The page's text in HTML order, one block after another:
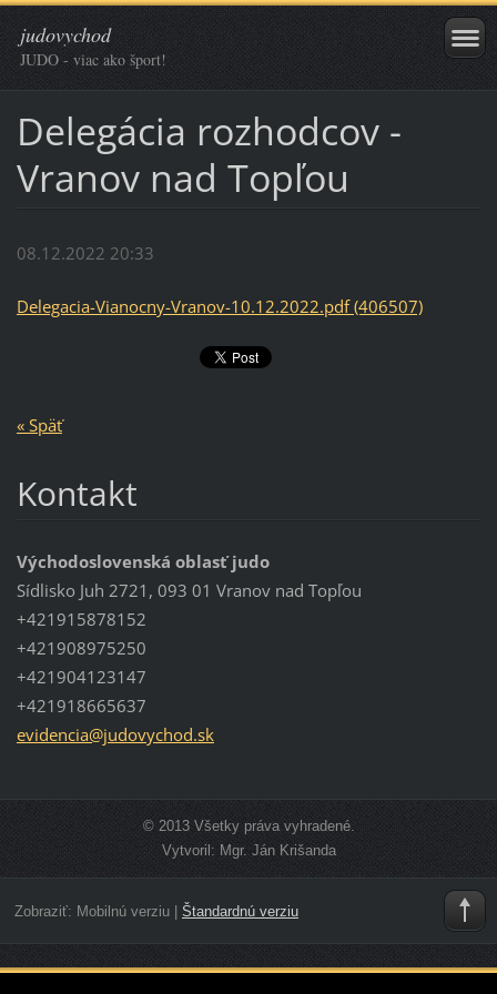
judovychod
JUDO - viac ako šport!
Delegácia rozhodcov -
Vranov nad Topľou
08.12.2022 20:33
Delegacia-Vianocny-Vranov-10.12.2022.pdf (406507)
« Späť
Kontakt
Východoslovenská oblasť judo
Sídlisko Juh 2721, 093 01 Vranov nad Topľou
+421915878152
+421908975250
+421904123147
+421918665637
evidencia@judovychod.sk
© 2013 Všetky práva vyhradené.
Vytvoril: Mgr. Ján Krišanda
Zobraziť: Mobilnú verziu| Štandardnú verziu